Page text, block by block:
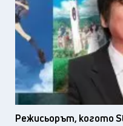
Режисьорът, когото